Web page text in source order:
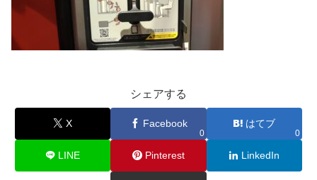
シェアする
X Facebook
0
はてブ
0
LINE Pinterest LinkedIn